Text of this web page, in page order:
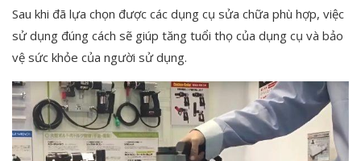
Sau khi đã lựa chọn được các dụng cụ sửa chữa phù hợp, việc
sử dụng đúng cách sẽ giúp tăng tuổi thọ của dụng cụ và bảo
vệ sức khỏe của người sử dụng.